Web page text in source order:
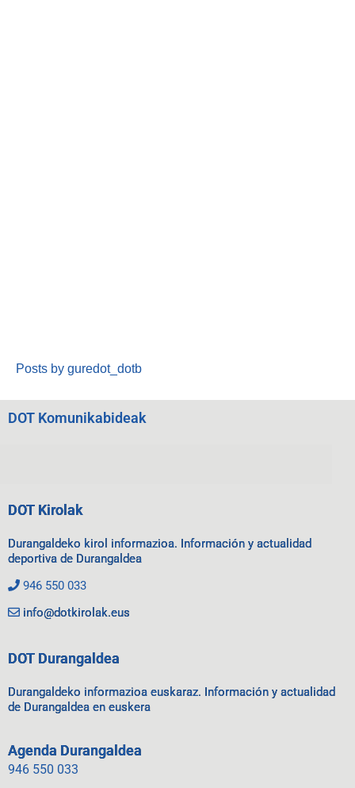
Posts by guredot_dotb
DOT Komunikabideak
DOT Kirolak
Durangaldeko kirol informazioa. Información y actualidad
deportiva de Durangaldea
946 550 033
info@dotkirolak.eus
DOT Durangaldea
Durangaldeko informazioa euskaraz. Información y actualidad
de Durangaldea en euskera
Agenda Durangaldea
946 550 033